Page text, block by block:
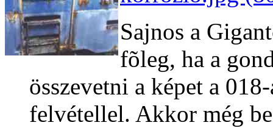
Sajnos a
fõleg, ha a
összevetni a képet a
felvétellel. Akkor még